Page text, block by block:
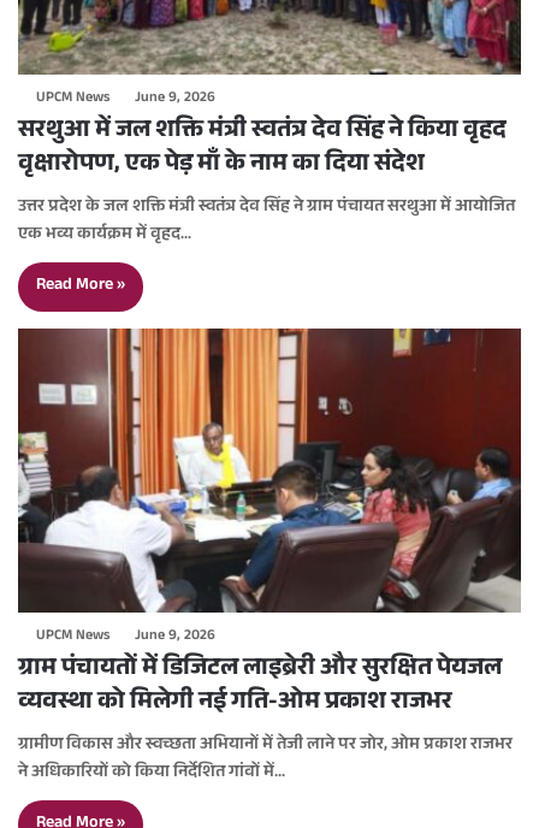
UPCM News June 9, 2026
सरथुआ में जल शक्ति मंत्री स्वतंत्र देव सिंह ने किया वृहद
वृक्षारोपण, एक पेड़ माँ के नाम का दिया संदेश
उत्तर प्रदेश के जल शक्ति मंत्री स्वतंत्र देव सिंह ने ग्राम पंचायत सरथुआ में आयोजित
एक भव्य कार्यक्रम में वृहद…
Read More »
UPCM News June 9, 2026
ग्राम पंचायतों में डिजिटल लाइब्रेरी और सुरक्षित पेयजल
व्यवस्था को मिलेगी नई गति-ओम प्रकाश राजभर
ग्रामीण विकास और स्वच्छता अभियानों में तेजी लाने पर जोर, ओम प्रकाश राजभर
ने अधिकारियों को किया निर्देशित गांवों में…